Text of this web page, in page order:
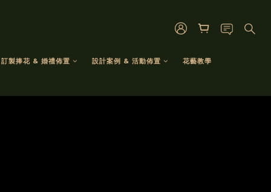
訂製捧花 & 婚禮佈置 設計案例 & 活動佈置 花藝教學